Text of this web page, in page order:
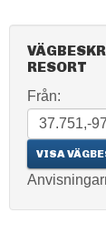
RESORT
Från: